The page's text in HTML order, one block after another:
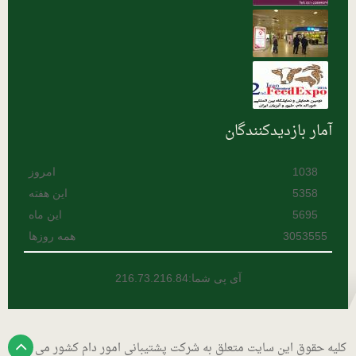
هرمزگان
یزد
آمار بازدیدکنندگان
امروز
این هفته
این ماه
همه روزها
1038
5358
5695
3053555
آی پی شما:216.73.216.84
کلیه حقوق این سایت متعلق به شرکت پشتیبانی امور دام کشور می